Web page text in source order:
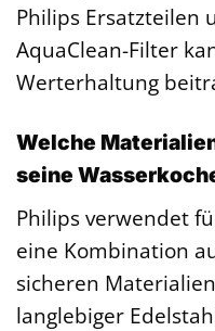
Philips Ersatzteilen
AquaClean-Filter
Werterhaltung
Welche
seine
Philips verwendet
eine Kombination
sicheren
langlebiger